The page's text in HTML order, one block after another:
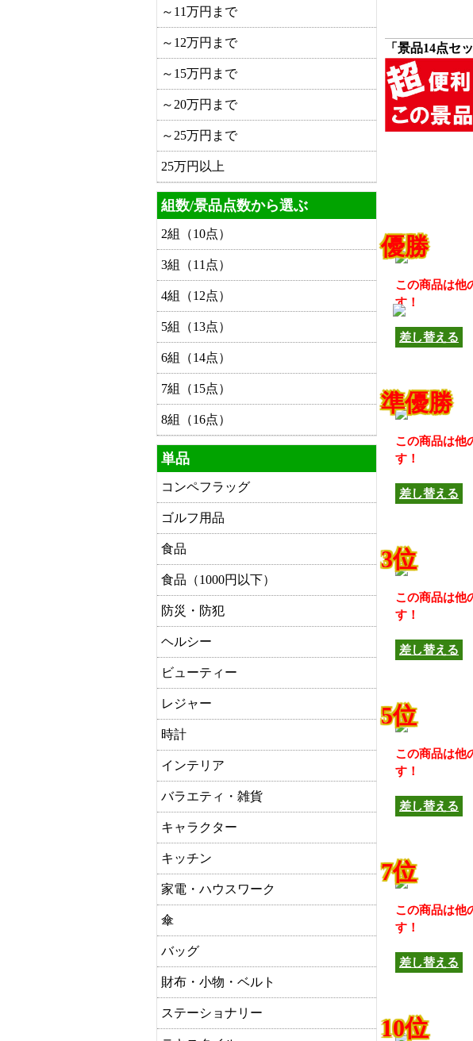
「景品14点セ
この商品は他
す！
差し替える
優勝
この商品は他
す！
差し替える
準優勝
この商品は他
す！
差し替える
3位
この商品は他
す！
差し替える
5位
この商品は他
す！
差し替える
7位
10位
～11万円まで
～12万円まで
～15万円まで
～20万円まで
～25万円まで
25万円以上
組数/景品点数から選ぶ
2組（10点）
3組（11点）
4組（12点）
5組（13点）
6組（14点）
7組（15点）
8組（16点）
単品
コンペフラッグ
ゴルフ用品
食品
食品（1000円以下）
防災・防犯
ヘルシー
ビューティー
レジャー
時計
インテリア
バラエティ・雑貨
キャラクター
キッチン
家電・ハウスワーク
傘
バッグ
財布・小物・ベルト
ステーショナリー